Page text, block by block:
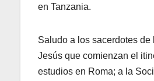
en Tanzania.
Saludo a los sacerdotes de
Jesús que comienzan el
estudios en Roma; a la